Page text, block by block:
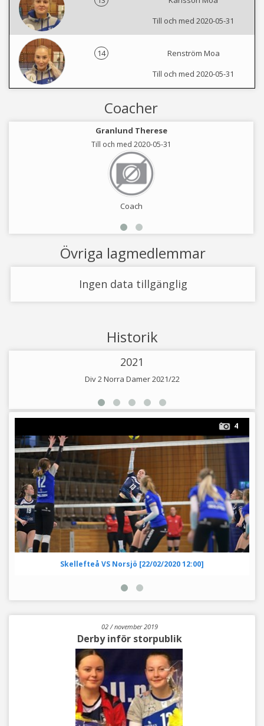
Till och med 2020-05-31
14
Renström Moa
Till och med 2020-05-31
Coacher
Granlund Therese
Till och med 2020-05-31
Coach
Övriga lagmedlemmar
Ingen data tillgänglig
Historik
2021
Div 2 Norra Damer 2021/22
4
Skellefteå VS Norsjö [22/02/2020 12:00]
02 / november 2019
Derby inför storpublik